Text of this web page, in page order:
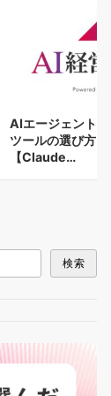
AIエージェント
ツールの選び方
【Claude…
検索